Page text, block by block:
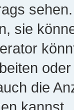
sie
die
kannst.